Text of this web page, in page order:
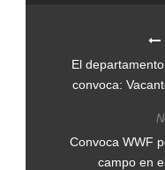
El
convoca:
Convoca WWF
campo en